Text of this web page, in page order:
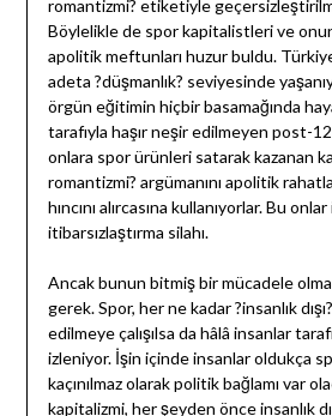
romantizmi? etiketiyle
Böylelikle de spor kapitalistleri ve
apolitik meftunları huzur buldu.
adeta ?düşmanlık? seviyesinde
örgün eğitimin hiçbir basamağında
tarafıyla haşır neşir edilmeyen post-
onlara spor ürünleri satarak kazanan
romantizmi? argümanını apolitik
hıncını alırcasına kullanıyorlar. Bu
itibarsızlaştırma silahı.
Ancak bunun bitmiş bir mücadele
gerek. Spor, her ne kadar ?insanlık
edilmeye çalışılsa da hâlâ insanlar
izleniyor. İşin içinde insanlar oldukça
kaçınılmaz olarak politik bağlamı var
kapitalizmi, her şeyden önce insanlık